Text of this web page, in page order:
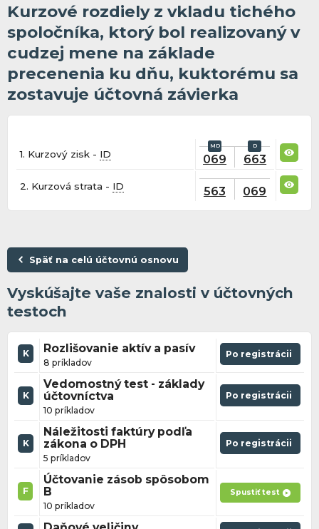
Kurzové rozdiely z vkladu tichého
spoločníka, ktorý bol realizovaný v
cudzej mene na základe
precenenia ku dňu, kuktorému sa
zostavuje účtovná závierka
1. Kurzový zisk - ID 069 663
2. Kurzová strata - ID 563 069
Späť na celú účtovnú osnovu
Vyskúšajte vaše znalosti v účtovných
testoch
K Rozlišovanie aktív a pasív
8 príkladov
Po registrácii
K
Vedomostný test - základy
účtovníctva
10 príkladov
Po registrácii
K
Náležitosti faktúry podľa
zákona o DPH
5 príkladov
Po registrácii
F
Účtovanie zásob spôsobom
B
10 príkladov
Spustiť test